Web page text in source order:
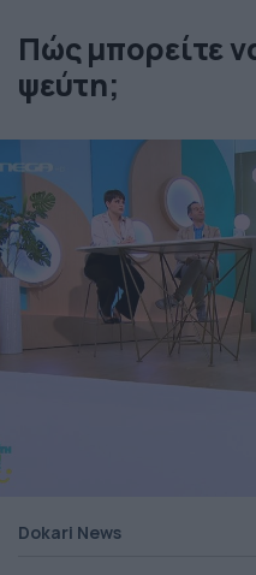
Πώς μπορείτε
ψεύτη;
Dokari News